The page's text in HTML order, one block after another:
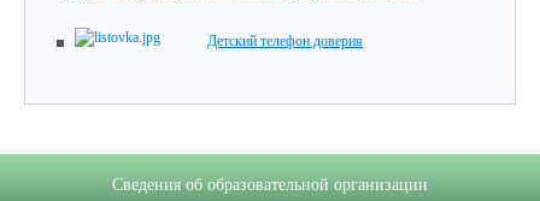
Детский телефон доверия
Сведения об образовательной организации